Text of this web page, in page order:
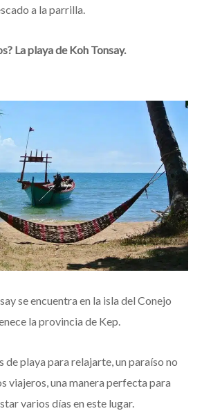
a la parrilla.
La playa de Koh Tonsay.
se encuentra en la isla del Conejo
la provincia de Kep.
de playa para relajarte, un paraíso no
viajeros, una manera perfecta para
varios días en este lugar.